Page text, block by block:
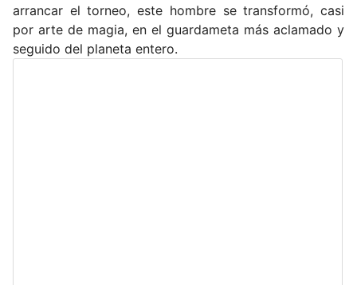
arrancar el torneo, este hombre se transformó, casi
por arte de magia, en el guardameta más aclamado y
seguido del planeta entero.